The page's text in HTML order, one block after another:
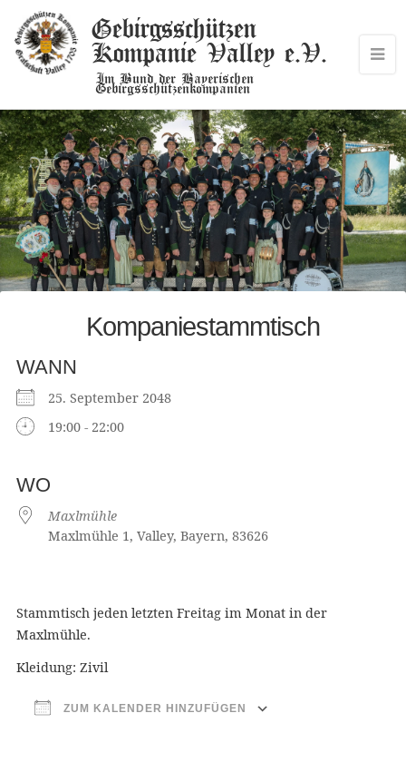
Gebirgsschützen
Kompanie Valley e.V.
Im Bund der Bayerischen
Gebirgsschützenkompanien
Kompaniestammtisch
WANN
25. September 2048
19:00 - 22:00
WO
Maxlmühle
Maxlmühle 1, Valley, Bayern, 83626
Stammtisch jeden letzten Freitag im Monat in der
Maxlmühle.
Kleidung: Zivil
ZUM KALENDER HINZUFÜGEN